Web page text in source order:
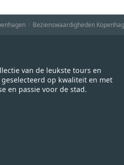
Bezienswaardigheden
van de leukste tours en
op kwaliteit en met
en passie voor de stad.